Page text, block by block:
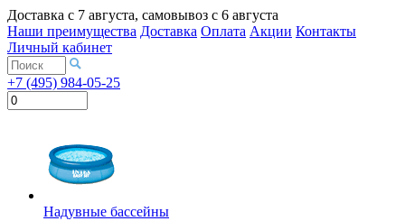
Доставка с 7 августа, самовывоз с 6 августа
Наши преимущества Доставка Оплата Акции Контакты
Личный кабинет
+7 (495) 984-05-25
Надувные бассейны